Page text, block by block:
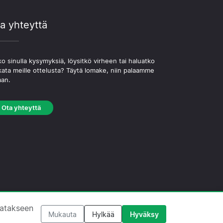
yhteyttä
sinulla kysymyksiä, löysitkö virheen tai haluatko
meille ottelusta? Täytä lomake, niin palaamme
Ota yhteyttä
·Toimituksellinen käytäntö
Mukauta Hylkää Hyväksy